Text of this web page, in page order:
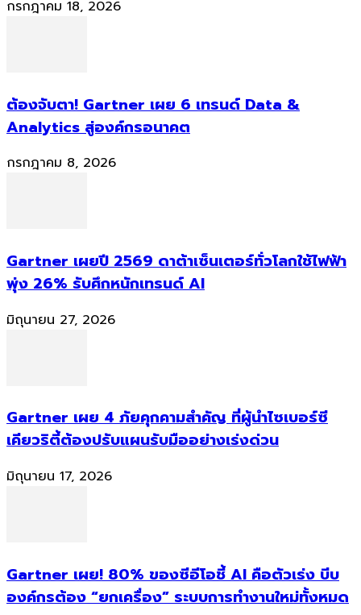
กรกฎาคม 18, 2026
ต้องจับตา! Gartner เผย 6 เทรนด์ Data &
Analytics สู่องค์กรอนาคต
กรกฎาคม 8, 2026
Gartner เผยปี 2569 ดาต้าเซ็นเตอร์ทั่วโลกใช้ไฟฟ้า
พุ่ง 26% รับศึกหนักเทรนด์ AI
มิถุนายน 27, 2026
Gartner เผย 4 ภัยคุกคามสำคัญ ที่ผู้นำไซเบอร์ซี
เคียวริตี้ต้องปรับแผนรับมืออย่างเร่งด่วน
มิถุนายน 17, 2026
Gartner เผย! 80% ของซีอีโอชี้ AI คือตัวเร่ง บีบ
องค์กรต้อง “ยกเครื่อง” ระบบการทำงานใหม่ทั้งหมด